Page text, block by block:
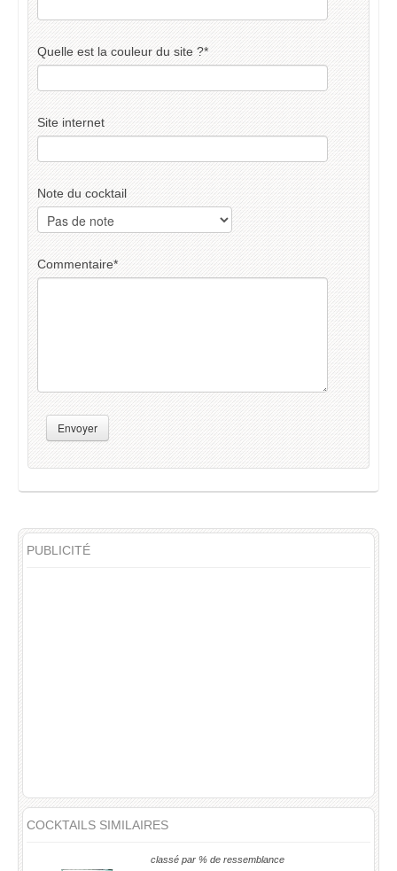
Quelle est la couleur du site ?*
Site internet
Note du cocktail
Commentaire*
Envoyer
PUBLICITÉ
COCKTAILS SIMILAIRES
classé par % de ressemblance